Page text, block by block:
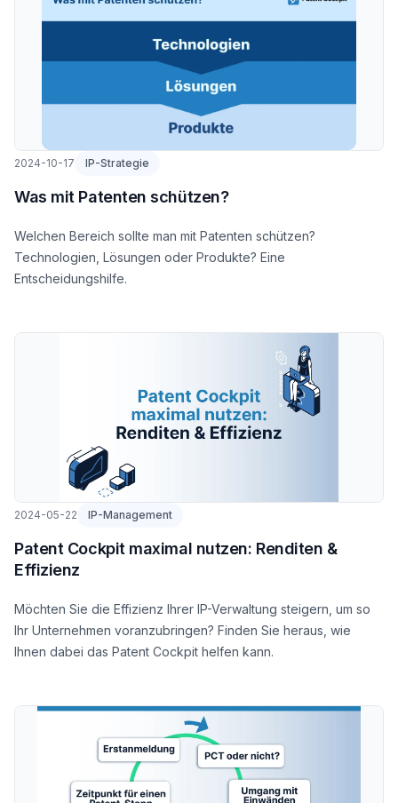
2024-10-17 IP-Strategie
Was mit Patenten schützen?
Welchen Bereich sollte man mit Patenten schützen?
Technologien, Lösungen oder Produkte? Eine
Entscheidungshilfe.
2024-05-22 IP-Management
Patent Cockpit maximal nutzen: Renditen &
Effizienz
Möchten Sie die Effizienz Ihrer IP-Verwaltung steigern, um so
Ihr Unternehmen voranzubringen? Finden Sie heraus, wie
Ihnen dabei das Patent Cockpit helfen kann.